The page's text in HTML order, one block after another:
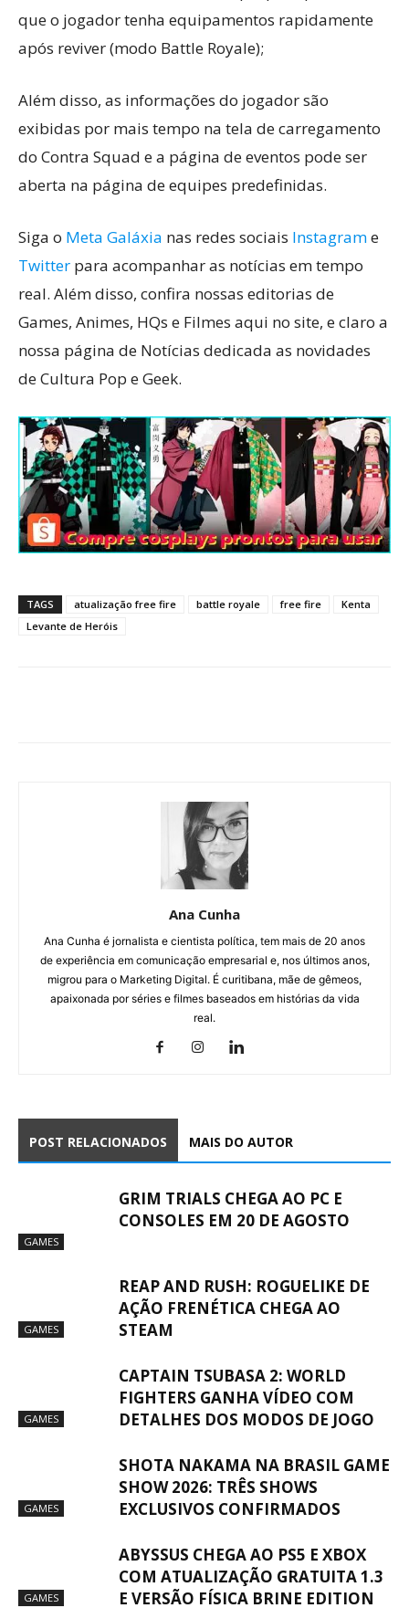
que o jogador tenha equipamentos rapidamente
após reviver (modo Battle Royale);
Além disso, as informações do jogador são
exibidas por mais tempo na tela de carregamento
do Contra Squad e a página de eventos pode ser
aberta na página de equipes predefinidas.
Siga o Meta Galáxia nas redes sociais Instagrame
Twitter para acompanhar as notícias em tempo
real. Além disso, confira nossas editorias de
Games, Animes, HQs e Filmes aqui no site, e claro a
nossa página de Notícias dedicada as novidades
de Cultura Pop e Geek.
TAGS atualização free fire battle royale free fire
Kenta
Levante de Heróis
Ana Cunha
Ana Cunha é jornalista e cientista política, tem mais de 20 anos
de experiência em comunicação empresarial e, nos últimos anos,
migrou para o Marketing Digital. É curitibana, mãe de gêmeos,
apaixonada por séries e filmes baseados em histórias da vida
real.
POST RELACIONADOS MAIS DO AUTOR
GAMES
GRIM TRIALS CHEGA AO PC E
CONSOLES EM 20 DE AGOSTO
GAMES
REAP AND RUSH: ROGUELIKE DE
AÇÃO FRENÉTICA CHEGA AO
STEAM
GAMES
CAPTAIN TSUBASA 2: WORLD
FIGHTERS GANHA VÍDEO COM
DETALHES DOS MODOS DE JOGO
GAMES
SHOTA NAKAMA NA BRASIL GAME
SHOW 2026: TRÊS SHOWS
EXCLUSIVOS CONFIRMADOS
GAMES
ABYSSUS CHEGA AO PS5 E XBOX
COM ATUALIZAÇÃO GRATUITA 1.3
E VERSÃO FÍSICA BRINE EDITION